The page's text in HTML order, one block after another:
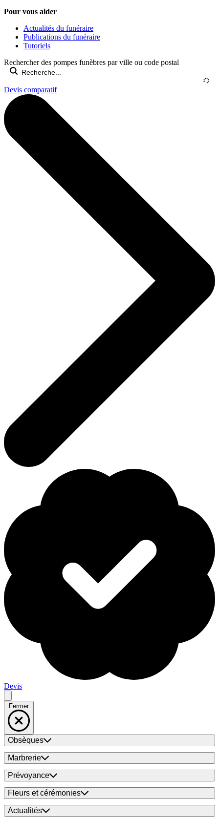
Pour vous aider
Actualités du funéraire
Publications du funéraire
Tutoriels
Rechercher des pompes funèbres par ville ou code postal
Devis comparatif
Devis
Fermer
Obsèques
Marbrerie
Prévoyance
Fleurs et cérémonies
Actualités